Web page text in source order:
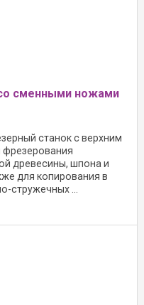
сменными ножами
станок с верхним
древесины, шпона и
для копирования в
стружечных ...